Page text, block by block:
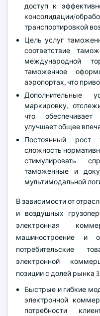
доступ к
консолидации/
транспортировкой
Цель услуг
соответствие
международной
таможенное
аэропортах, что
Дополнительные
маркировку,
что
улучшает общее
Постоянный рост
сложность
стимулировать
таможенные и
мультимодальной
В зависимости от
и воздушных
электронная
машиностроение и
потребительские
электронной
позиции с долей рынка
Быстрые и гибкие
электронной
потребности